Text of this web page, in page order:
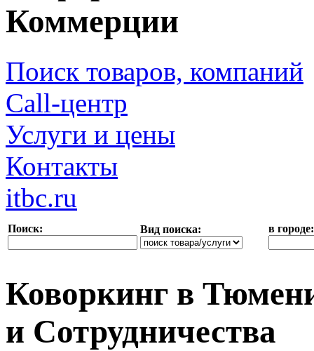
Коммерции
Поиск товаров, компаний
Call-центр
Услуги и цены
Контакты
itbc.ru
Поиск: Вид поиска: в городе:
Коворкинг в
и Сотрудничества